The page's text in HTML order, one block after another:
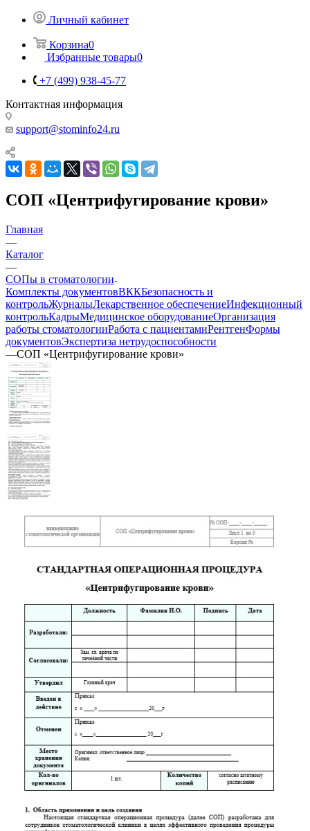
Личный кабинет
Корзина0
Избранные товары0
+7 (499) 938-45-77
Контактная информация
support@stominfo24.ru
СОП «Центрифугирование крови»
Главная
—
Каталог
—
СОПы в стоматологии
Комплекты документовВККБезопасность и
контрольЖурналыЛекарственное обеспечениеИнфекционный
контрольКадрыМедицинское оборудованиеОрганизация
работы стоматологииРабота с пациентамиРентгенФормы
документовЭкспертиза нетрудоспособности
—СОП «Центрифугирование крови»